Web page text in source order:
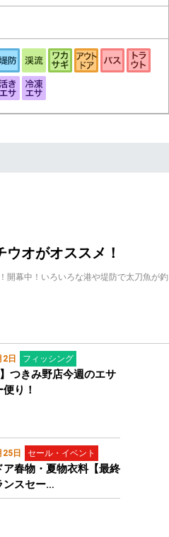
オがオススメ！
開幕中！いろいろな港や堤防で太刀魚が釣
日 フィッシング
つきみ野店今週のエサ
り！
25日 セール・イベント
ア春物・夏物衣料【最終
ンスセー…